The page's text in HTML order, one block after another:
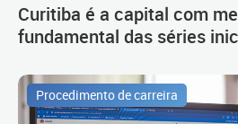
Curitiba é a capital com
fundamental das séries
Procedimento de carreira